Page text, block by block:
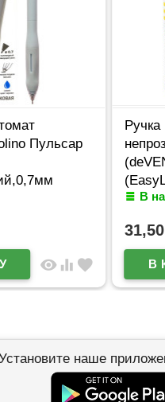
Пульсар
visibility equalizer favorite
Ручка
игла
В
31,50
наше